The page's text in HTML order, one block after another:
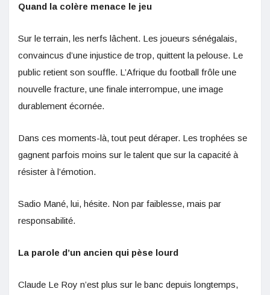
Quand la colère menace le jeu
Sur le terrain, les nerfs lâchent. Les joueurs sénégalais,
convaincus d’une injustice de trop, quittent la pelouse. Le
public retient son souffle. L’Afrique du football frôle une
nouvelle fracture, une finale interrompue, une image
durablement écornée.
Dans ces moments-là, tout peut déraper. Les trophées se
gagnent parfois moins sur le talent que sur la capacité à
résister à l’émotion.
Sadio Mané, lui, hésite. Non par faiblesse, mais par
responsabilité.
La parole d’un ancien qui pèse lourd
Claude Le Roy n’est plus sur le banc depuis longtemps,